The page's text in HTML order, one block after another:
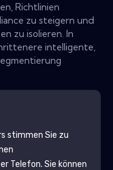
Richtlinien
zu steigern und
zu isolieren. In
intelligente,
stimmen Sie zu
Telefon. Sie können